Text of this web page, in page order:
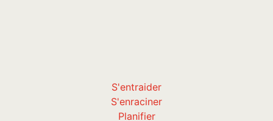
S'entraider
S'enraciner
Planifier